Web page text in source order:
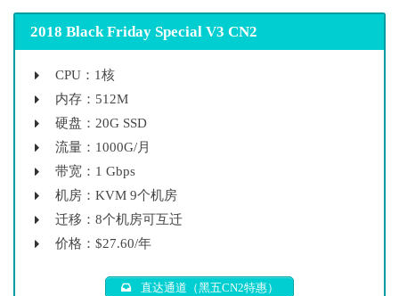
2018 Black Friday Special V3 CN2
CPU：1核
内存：512M
硬盘：20G SSD
流量：1000G/月
带宽：1 Gbps
机房：KVM 9个机房
迁移：8个机房可互迁
价格：$27.60/年
直达通道（黑五CN2特惠）